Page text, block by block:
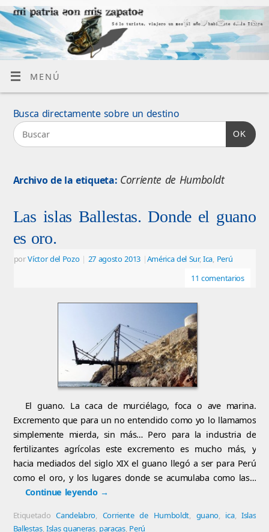
MENÚ
Busca directamente sobre un destino
OK
Archivo de la etiqueta: Corriente de Humboldt
Las islas Ballestas. Donde el guano
es oro.
porVíctor del Pozo | 27 agosto 2013 |América del Sur,Ica Perú
11 comentarios
El guano. La caca de murciélago, foca o ave marina.
Excremento que para un no entendido como yo lo llamamos
simplemente mierda, sin más… Pero para la industria de
fertilizantes agrícolas este excremento es mucho más, y
hacia mediados del siglo XIX el guano llegó a ser para Perú
como el oro, y los lugares donde se acumulaba como las…
Continue leyendo →
EtiquetadoCandelabro, Corriente de Humboldt, guano, ica, Islas
Ballestas,Islas guaneras, paracas, Perú